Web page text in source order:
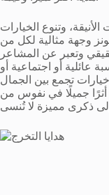
وتنوع الخيارات
وجهة مثالية لكل من
وتعبر عن المشاعر
عائلية أو اجتماعية أو
تجمع بين الجمال
جميلًا في نفوس من